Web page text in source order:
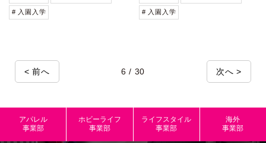
# 入園入学 # 入園入学
< 前へ 6 / 30 次へ >
アパレル
事業部
ホビーライフ
事業部
ライフスタイル
事業部
海外
事業部